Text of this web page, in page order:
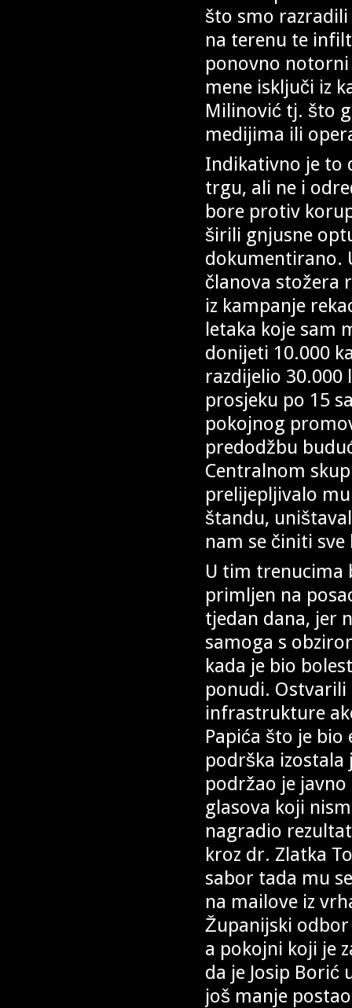
što smo
na terenu te
ponovno
mene isključi iz
Milinović tj. što
medijima ili
Indikativno je to
trgu, ali ne i
bore protiv
širili gnjusne
dokumentirano.
članova stožera
iz kampanje
letaka koje sam
donijeti 10.000
razdijelio 30.000
prosjeku po 15
pokojnog
predodžbu
Centralnom
prelijepljivalo
štandu,
nam se činiti
U tim trenucima
primljen na
tjedan dana, jer
samoga s
kada je bio
ponudi. Ostvarili
infrastrukture
Papića što je bio
podrška izostala
podržao je
glasova koji
nagradio
kroz dr. Zlatka
sabor tada mu
na mailove iz
Županijski odbor
a pokojni koji je
da je Josip Borić
još manje